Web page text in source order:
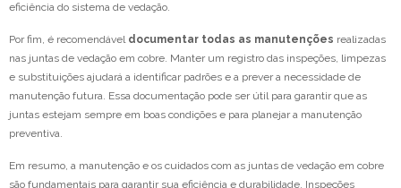
eficiência do sistema de vedação.
Por fim, é recomendável documentar todas as manutenções realizadas
nas juntas de vedação em cobre. Manter um registro das inspeções, limpezas
e substituições ajudará a identificar padrões e a prever a necessidade de
manutenção futura. Essa documentação pode ser útil para garantir que as
juntas estejam sempre em boas condições e para planejar a manutenção
preventiva.
Em resumo, a manutenção e os cuidados com as juntas de vedação em cobre
são fundamentais para garantir sua eficiência e durabilidade. Inspeções